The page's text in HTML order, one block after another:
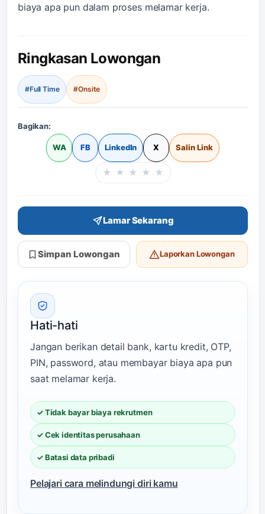
biaya apa pun dalam proses melamar kerja.
Ringkasan Lowongan
#Full Time #Onsite
Bagikan:
WA FB LinkedIn X Salin Link
Beri rating halaman
★ ★ ★ ★ ★
Lamar Sekarang
Simpan Lowongan Laporkan Lowongan
Hati-hati
Jangan berikan detail bank, kartu kredit, OTP,
PIN, password, atau membayar biaya apa pun
saat melamar kerja.
✓ Tidak bayar biaya rekrutmen
✓ Cek identitas perusahaan
✓ Batasi data pribadi
Pelajari cara melindungi diri kamu